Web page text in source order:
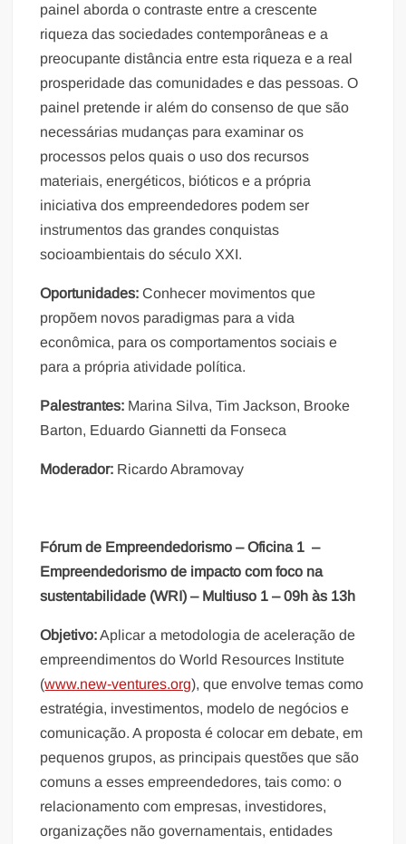
painel aborda o contraste entre a crescente
riqueza das sociedades contemporâneas e a
preocupante distância entre esta riqueza e a real
prosperidade das comunidades e das pessoas. O
painel pretende ir além do consenso de que são
necessárias mudanças para examinar os
processos pelos quais o uso dos recursos
materiais, energéticos, bióticos e a própria
iniciativa dos empreendedores podem ser
instrumentos das grandes conquistas
socioambientais do século XXI.
Oportunidades: Conhecer movimentos que
propõem novos paradigmas para a vida
econômica, para os comportamentos sociais e
para a própria atividade política.
Palestrantes: Marina Silva, Tim Jackson, Brooke
Barton, Eduardo Giannetti da Fonseca
Moderador: Ricardo Abramovay
Fórum de Empreendedorismo – Oficina 1 –
Empreendedorismo de impacto com foco na
sustentabilidade (WRI) – Multiuso 1 – 09h às 13h
Objetivo:Aplicar a metodologia de aceleração de
empreendimentos do World Resources Institute
(www.new-ventures.org), que envolve temas como
estratégia, investimentos, modelo de negócios e
comunicação. A proposta é colocar em debate, em
pequenos grupos, as principais questões que são
comuns a esses empreendedores, tais como: o
relacionamento com empresas, investidores,
organizações não governamentais, entidades